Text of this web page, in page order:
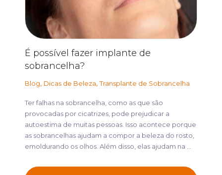
É possível fazer implante de
sobrancelha?
Blog, Dicas de Beleza,Transplante de Sobrancelha
Ter falhas na sobrancelha, como as que são
provocadas por cicatrizes, pode prejudicar a
autoestima de muitas pessoas. Isso acontece porque
as sobrancelhas ajudam a compor a beleza do rosto,
emoldurando os olhos. Além disso, elas ajudam na ...